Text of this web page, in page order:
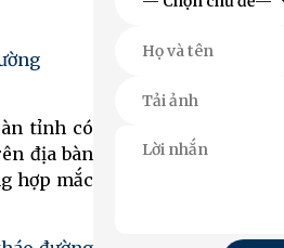
tỉnh có
địa bàn
hợp mắc